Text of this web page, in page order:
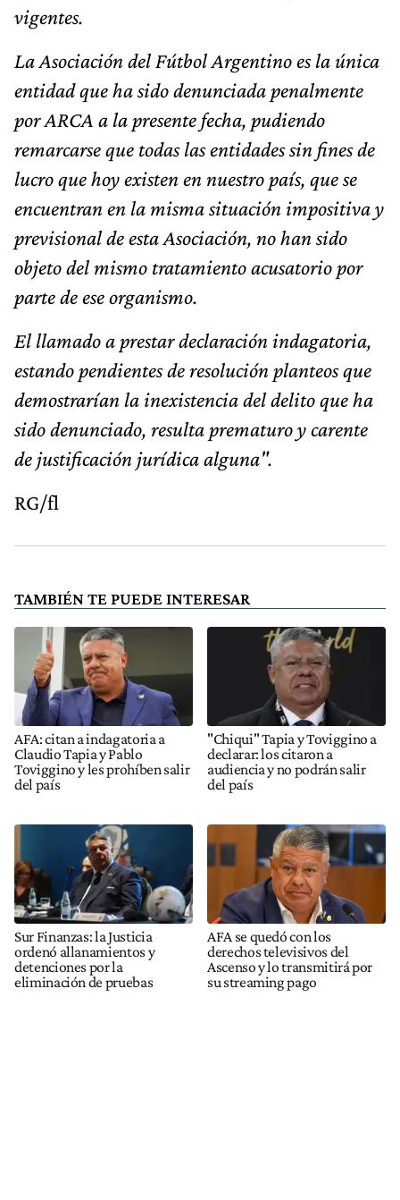
vigentes.
La Asociación del Fútbol Argentino es la única
entidad que ha sido denunciada penalmente
por ARCA a la presente fecha, pudiendo
remarcarse que todas las entidades sin fines de
lucro que hoy existen en nuestro país, que se
encuentran en la misma situación impositiva y
previsional de esta Asociación, no han sido
objeto del mismo tratamiento acusatorio por
parte de ese organismo.
El llamado a prestar declaración indagatoria,
estando pendientes de resolución planteos que
demostrarían la inexistencia del delito que ha
sido denunciado, resulta prematuro y carente
de justificación jurídica alguna".
RG/fl
TAMBIÉN TE PUEDE INTERESAR
AFA: citan a indagatoria a
Claudio Tapia y Pablo
Toviggino y les prohíben salir
del país
"Chiqui" Tapia y Toviggino a
declarar: los citaron a
audiencia y no podrán salir
del país
Sur Finanzas: la Justicia
ordenó allanamientos y
detenciones por la
eliminación de pruebas
AFA se quedó con los
derechos televisivos del
Ascenso y lo transmitirá por
su streaming pago